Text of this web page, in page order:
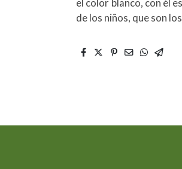
el color blanco, con él
de los niños, que son